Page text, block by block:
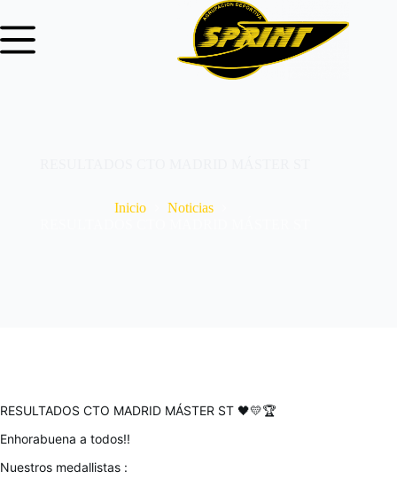
Inicio
Noticias
RESULTADOS CTO MADRID MÁSTER ST 🖤💛🏆
Enhorabuena a todos!!
Nuestros medallistas :